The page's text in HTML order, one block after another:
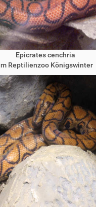
Epicrates cenchria
Reptilienzoo Königswinter